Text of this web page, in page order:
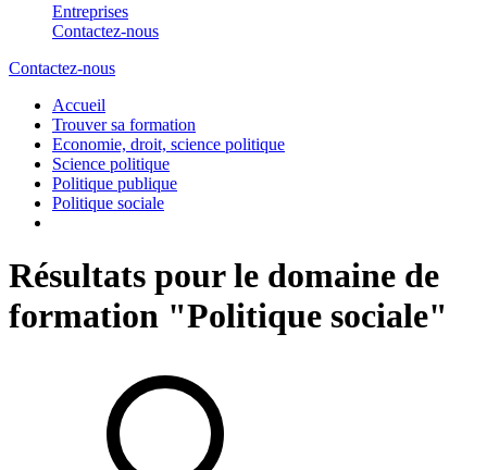
Entreprises
Contactez-nous
Contactez-nous
Accueil
Trouver sa formation
Economie, droit, science politique
Science politique
Politique publique
Politique sociale
Résultats pour le domaine de
formation "Politique sociale"